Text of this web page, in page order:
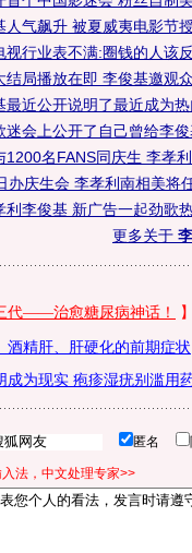
人气飙升 被夏威夷电影节
视行业表不满:圈钱的人该
结局播放在即 李俊基邀观
最近公开说明了最近成为
迷会上公开了自己曾给李
1200名FANS同庆生 李孝
办庆生会 李孝利南相美将
利李俊基 新广告一起劲歌
更多关于
匿名
法，中文处理专家>>